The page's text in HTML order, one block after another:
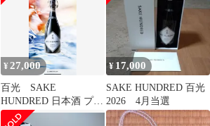
レディース幻の紫が揺
らめく琉光紗、清楚で
気品ある新中式の装い
¥ 27,000
百光 SAKE
HUNDRED 日本酒 プレ
ミア
¥ 17,000
SAKE HUNDRED 百光
2026 4月当選